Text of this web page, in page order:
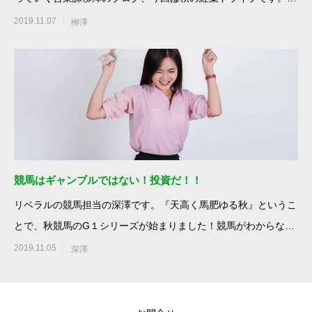
週は三連休で、天気も
2019.11.07 栁澤
競馬はギャンブルではない！投資だ！！
リベラルの競馬担当の深澤です。『天高く馬肥ゆる秋』というこ
とで、秋競馬のG１シリーズが始まりました！競馬がわからない
方に対しての
2019.11.05 深澤